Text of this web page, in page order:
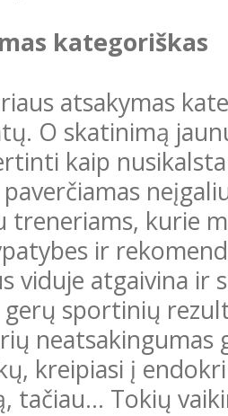
kategoriškas
O skatinimą
kaip
ir
viduje atgaivina ir
gerų sportinių
neatsakingumas
kreipiasi į
tačiau... Tokių